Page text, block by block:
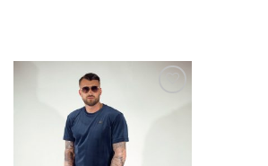
ulubionych